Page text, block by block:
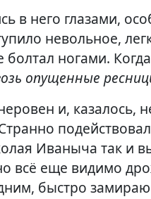
в него глазами,
невольное,
ногами.
опущенные
и, казалось,
Иваныча так и
всё еще видимо
быстро